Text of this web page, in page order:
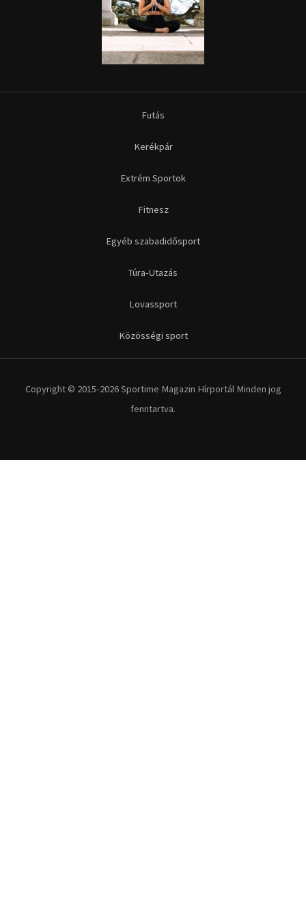
Futás
Kerékpár
Extrém Sportok
Fitnesz
Egyéb szabadidősport
Túra-Utazás
Lovassport
Közösségi sport
Copyright © 2015-2026 Sportime Magazin Hírportál Minden jog
fenntartva.